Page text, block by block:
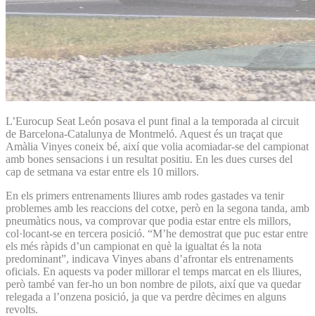
L’Eurocup Seat León posava el punt final a la temporada al circuit
de Barcelona-Catalunya de Montmeló. Aquest és un traçat que
Amàlia Vinyes coneix bé, així que volia acomiadar-se del campionat
amb bones sensacions i un resultat positiu. En les dues curses del
cap de setmana va estar entre els 10 millors.
En els primers entrenaments lliures amb rodes gastades va tenir
problemes amb les reaccions del cotxe, però en la segona tanda, amb
pneumàtics nous, va comprovar que podia estar entre els millors,
col·locant-se en tercera posició. “M’he demostrat que puc estar entre
els més ràpids d’un campionat en què la igualtat és la nota
predominant”, indicava Vinyes abans d’afrontar els entrenaments
oficials. En aquests va poder millorar el temps marcat en els lliures,
però també van fer-ho un bon nombre de pilots, així que va quedar
relegada a l’onzena posició, ja que va perdre dècimes en alguns
revolts.